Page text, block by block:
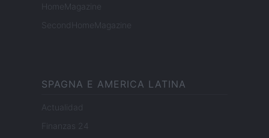
HomeMagazine
SecondHomeMagazine
SPAGNA E AMERICA LATINA
Actualidad
Finanzas 24